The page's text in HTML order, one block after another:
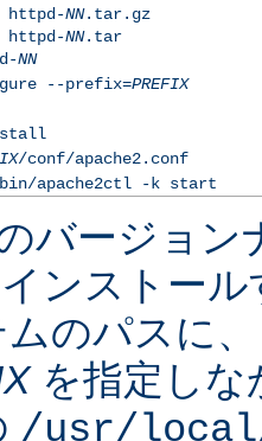
httpd-NN.tar.gz
NN.tar
NN
--prefix=PREFIX
/conf/apache2.conf
apache2ctl -k start
バージョン
ンストール
のパスに
を指定しな
/usr/local/